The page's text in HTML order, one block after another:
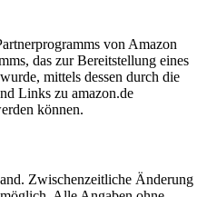
von Amazon
das zur Bereitstellung eines
mittels dessen durch die
Links zu amazon.de
können.
Zwischenzeitliche Änderung